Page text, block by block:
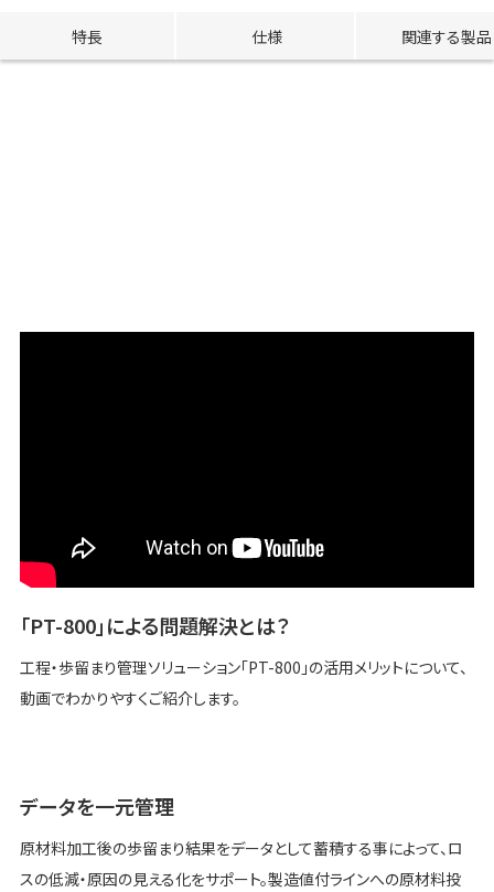
特長 仕様 関連する製品
「PT-800」による問題解決とは？
工程・歩留まり管理ソリューション「PT-800」の活用メリットについて、
動画でわかりやすくご紹介します。
データを一元管理
原材料加工後の歩留まり結果をデータとして蓄積する事によって、ロ
スの低減・原因の見える化をサポート。製造値付ラインへの原材料投